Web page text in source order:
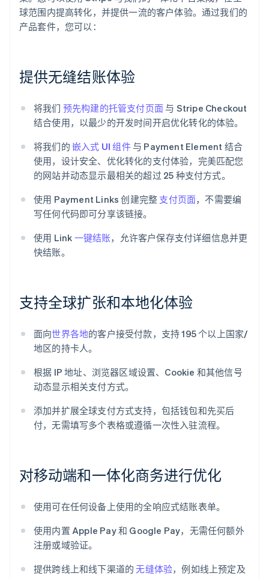
球范围内提高转化，并提供一流的客户体验。通过我们的
产品套件，您可以：
提供无缝结账体验
将我们 预先构建的托管支付页面与 Stripe Checkout
结合使用，以最少的开发时间开启优化转化的体验。
将我们的 嵌入式 UI 组件与 Payment Element 结合
使用，设计安全、优化转化的支付体验，完美匹配您
的网站并动态显示最相关的超过 25 种支付方式。
使用 Payment Links 创建完整 支付页面，不需要编
写任何代码即可分享该链接。
使用 Link 一键结账，允许客户保存支付详细信息并更
快结账。
支持全球扩张和本地化体验
面向世界各地的客户接受付款，支持 195 个以上国家/
地区的持卡人。
根据 IP 地址、浏览器区域设置、Cookie 和其他信号
动态显示相关支付方式。
添加并扩展全球支付方式支持，包括钱包和先买后
付，无需填写多个表格或遵循一次性入驻流程。
对移动端和一体化商务进行优化
使用可在任何设备上使用的全响应式结账表单。
使用内置 Apple Pay 和 Google Pay，无需任何额外
注册或域验证。
提供跨线上和线下渠道的无缝体验，例如线上预定及